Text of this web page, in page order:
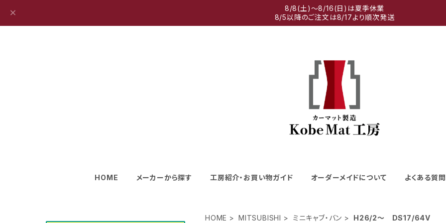
8/8(土)～8/16(日)は夏季休業
8/5以降のご注文は8/17より順次発送
HOME メーカーから探す 工房紹介・お買い物ガイド オーダーメイドについて よくある質問
HOME MITSUBISHI ミニキャブ・バン H26/2～ DS17/64V